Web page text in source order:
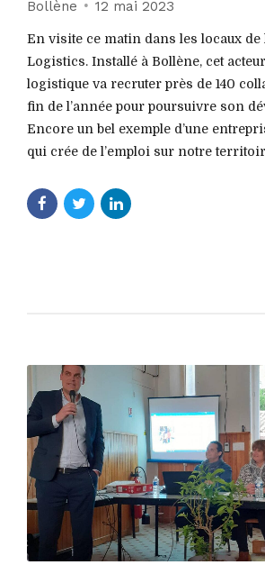
Bollène
12 mai 2023
En visite ce matin dans les locaux de
Logistics. Installé à Bollène, cet
logistique va recruter près de 140
fin de l’année pour poursuivre son
Encore un bel exemple d’une
qui crée de l’emploi sur notre